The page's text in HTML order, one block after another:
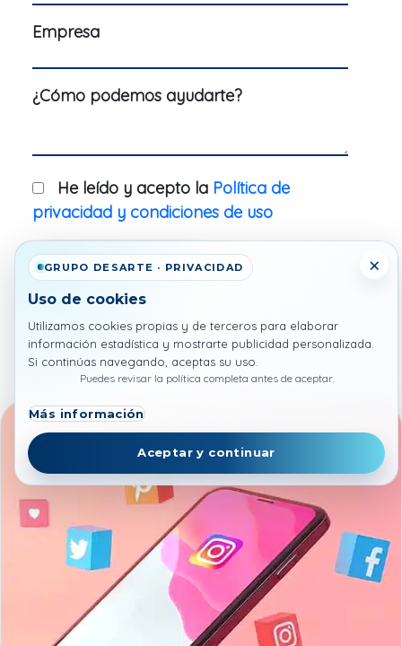
×
GRUPO DESARTE · PRIVACIDAD
Uso de cookies
Utilizamos cookies propias y de terceros para elaborar
información estadística y mostrarte publicidad personalizada.
Si continúas navegando, aceptas su uso.
Puedes revisar la política completa antes de aceptar.
Más información
Aceptar y continuar
Empresa
¿Cómo podemos ayudarte?
He leído y acepto la Política de
privacidad y condiciones de uso
Contactar
Productos relacionados con
marketing Digital